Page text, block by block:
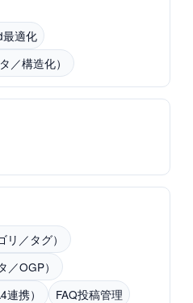
最適化
／構造化）
／タグ）
OGP）
携）
FAQ投稿管理